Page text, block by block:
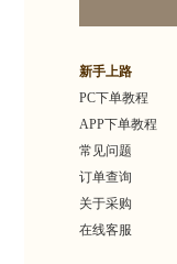
新手上路
PC下单教程
APP下单教程
常见问题
订单查询
关于采购
在线客服